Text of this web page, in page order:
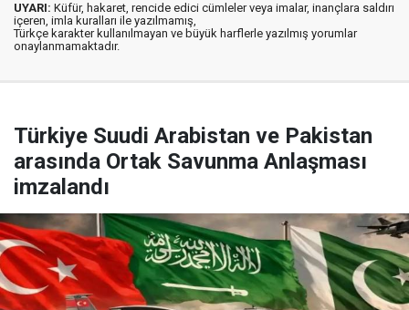
UYARI: Küfür, hakaret, rencide edici cümleler veya imalar, inançlara saldırı
içeren, imla kuralları ile yazılmamış,
Türkçe karakter kullanılmayan ve büyük harflerle yazılmış yorumlar
onaylanmamaktadır.
Türkiye Suudi Arabistan ve Pakistan
arasında Ortak Savunma Anlaşması
imzalandı